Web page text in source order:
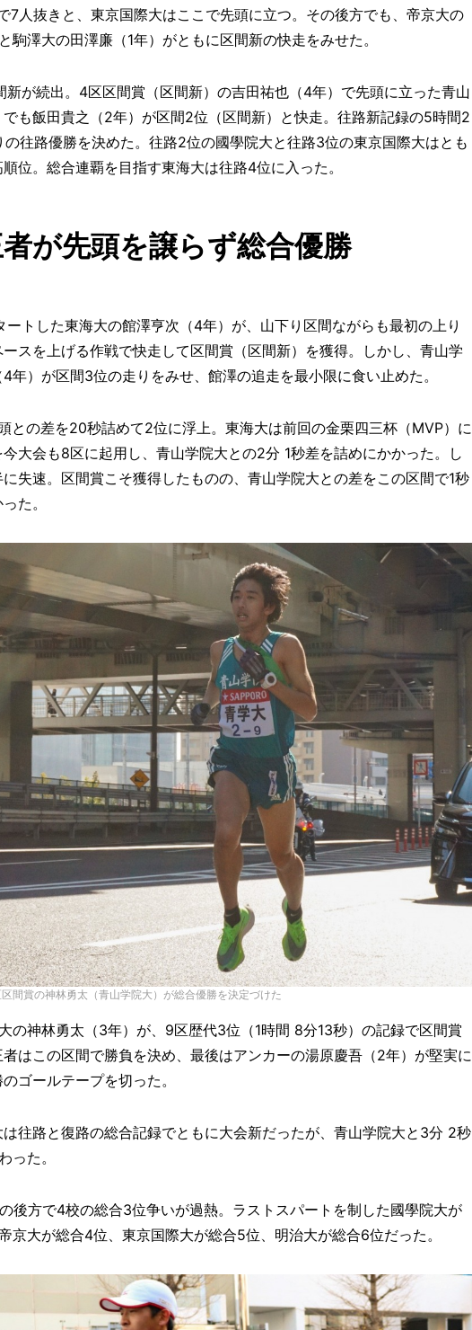
7人抜きと、東京国際大はここで先頭に立つ。その後方でも、帝京大の
駒澤大の田澤廉（1年）がともに区間新の快走をみせた。
新が続出。4区区間賞（区間新）の吉田祐也（4年）で先頭に立った青山
も飯田貴之（2年）が区間2位（区間新）と快走。往路新記録の5時間2
の往路優勝を決めた。往路2位の國學院大と往路3位の東京国際大はとも
位。総合連覇を目指す東海大は往路4位に入った。
が先頭を譲らず総合優勝
ートした東海大の館澤亨次（4年）が、山下り区間ながらも最初の上り
スを上げる作戦で快走して区間賞（区間新）を獲得。しかし、青山学
年）が区間3位の走りをみせ、館澤の追走を最小限に食い止めた。
との差を20秒詰めて2位に浮上。東海大は前回の金栗四三杯（MVP）に
大会も8区に起用し、青山学院大との2分 1秒差を詰めにかかった。し
失速。区間賞こそ獲得したものの、青山学院大との差をこの区間で1秒
た。
区間賞の神林勇太（青山学院大）が総合優勝を決定づけた
の神林勇太（3年）が、9区歴代3位（1時間 8分13秒）の記録で区間賞
はこの区間で勝負を決め、最後はアンカーの湯原慶吾（2年）が堅実に
ゴールテープを切った。
往路と復路の総合記録でともに大会新だったが、青山学院大と3分 2秒
った。
後方で4校の総合3位争いが過熱。ラストスパートを制した國學院大が
京大が総合4位、東京国際大が総合5位、明治大が総合6位だった。